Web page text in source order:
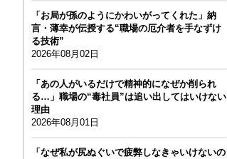
「お局が孫のようにかわいがってくれた」納
言・薄幸が伝授する“職場の厄介者を手なずけ
る技術”
2026年08月02日
「あの人がいるだけで精神的になぜか削られ
る…」職場の“毒社員”は追い出してはいけない
理由
2026年08月01日
「なぜ私が尻ぬぐいで疲弊しなきゃいけないの